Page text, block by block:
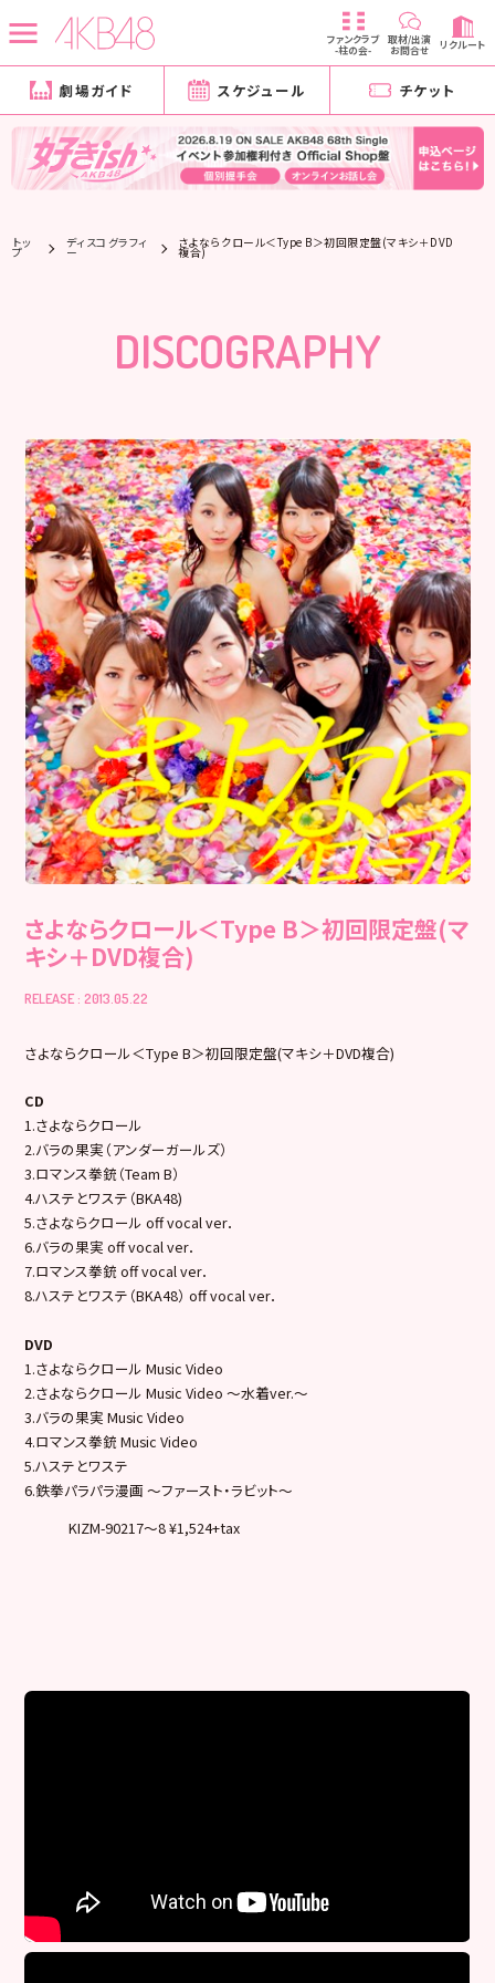
ファンクラブ
-柱の会-
取材/出演
お問合せ リクルート
劇場ガイド スケジュール チケット
トッ
プ
ディスコグラフィ
ー
さよならクロール＜Type B＞初回限定盤(マキシ＋DVD
複合)
DISCOGRAPHY
さよならクロール＜Type B＞初回限定盤(マ
キシ＋DVD複合)
RELEASE : 2013.05.22
さよならクロール＜Type B＞初回限定盤(マキシ＋DVD複合)
CD
1.さよならクロール
2.バラの果実（アンダーガールズ）
3.ロマンス拳銃（Team B）
4.ハステとワステ（BKA48)
5.さよならクロール off vocal ver．
6.バラの果実 off vocal ver．
7.ロマンス拳銃 off vocal ver．
8.ハステとワステ（BKA48） off vocal ver．
DVD
1.さよならクロール Music Video
2.さよならクロール Music Video ～水着ver.～
3.バラの果実 Music Video
4.ロマンス拳銃 Music Video
5.ハステとワステ
6.鉄拳パラパラ漫画 ～ファースト・ラビット～
KIZM-90217～8 ¥1,524+tax